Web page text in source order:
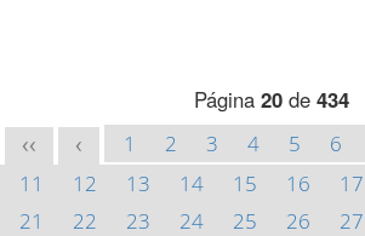
Página 20 de 434
<< < 1 2 3 4 5 6
11
12 13 14 15 16 17
21
22 23 24 25 26 27